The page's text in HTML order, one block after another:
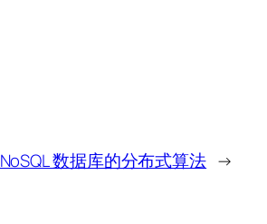
NoSQL 数据库的分布式算法 →